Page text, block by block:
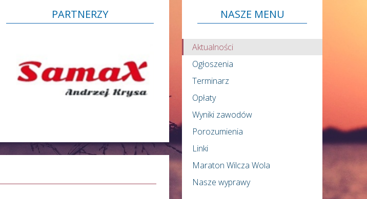
PARTNERZY NASZE MENU
Aktualności
Ogłoszenia
Terminarz
Opłaty
Wyniki zawodów
Porozumienia
Linki
Maraton Wilcza Wola
Nasze wyprawy